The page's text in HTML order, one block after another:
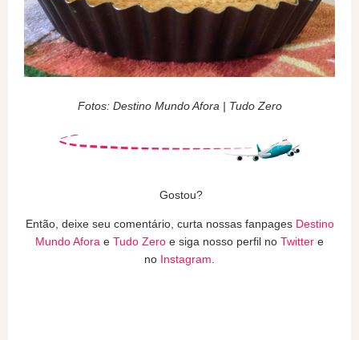
Fotos: Destino Mundo Afora | Tudo Zero
Gostou?
Então, deixe seu comentário, curta nossas fanpages Destino
Mundo Afora e Tudo Zero e siga nosso perfil no Twitter e
no Instagram